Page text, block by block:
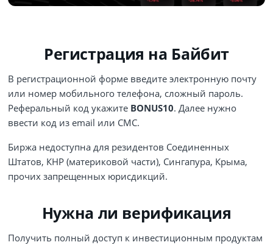
Регистрация на Байбит
В регистрационной форме введите электронную почту
или номер мобильного телефона, сложный пароль.
Реферальный код укажите BONUS10. Далее нужно
ввести код из email или СМС.
Биржа недоступна для резидентов Соединенных
Штатов, КНР (материковой части), Сингапура, Крыма,
прочих запрещенных юрисдикций.
Нужна ли верификация
Получить полный доступ к инвестиционным продуктам